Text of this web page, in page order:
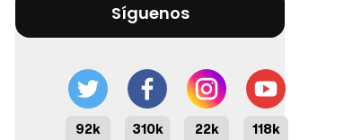
Síguenos
92k 310k 22k 118k